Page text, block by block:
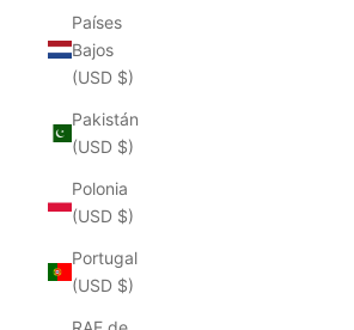
Países
Bajos
(USD $)
Pakistán
(USD $)
Polonia
(USD $)
Portugal
(USD $)